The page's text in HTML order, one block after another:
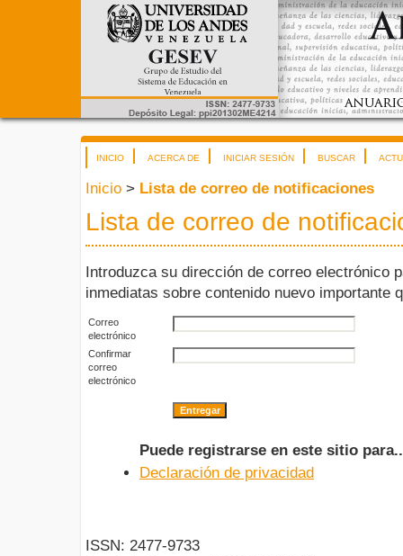
INICIO ACERCA DE INICIAR SESIÓN BUSCAR
Inicio > Lista de correo de notificaciones
Lista de correo de
Introduzca su dirección de correo electrónico
inmediatas sobre contenido nuevo importante
Correo
electrónico
Confirmar
correo
electrónico
Puede registrarse en este sitio
Declaración de privacidad
ISSN: 2477-9733